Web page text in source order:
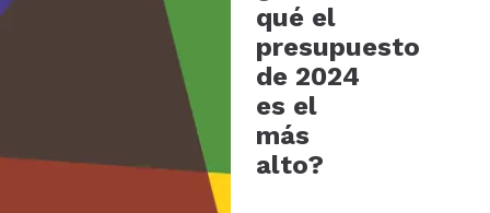
qué el
presupuesto
de 2024
es el
más
alto?